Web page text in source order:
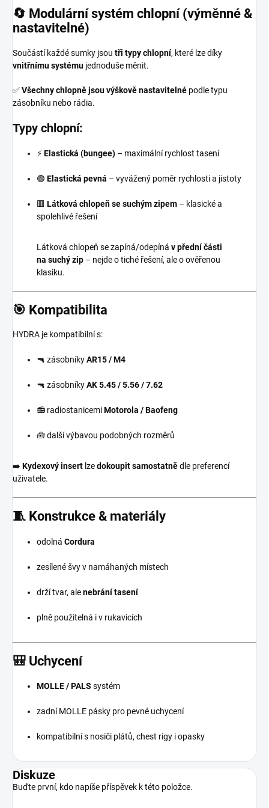
🔄 Modulární systém chlopní (výměnné &
nastavitelné)
Součástí každé sumky jsou tři typy chlopní, které lze díky
vnitřnímu systému jednoduše měnit.
✅Všechny chlopně jsou výškově nastavitelné podle typu
zásobníku nebo rádia.
Typy chlopní:
⚡Elastická (bungee) – maximální rychlost tasení
🟢 Elastická pevná – vyvážený poměr rychlosti a jistoty
🟥 Látková chlopeň se suchým zipem – klasické a
spolehlivé řešení
Látková chlopeň se zapíná/odepíná v přední části
na suchý zip – nejde o tiché řešení, ale o ověřenou
klasiku.
🎯 Kompatibilita
HYDRA je kompatibilní s:
🔫 zásobníkyAR15 / M4
🔫 zásobníkyAK 5.45 / 5.56 / 7.62
📻 radiostanicemiMotorola / Baofeng
🧰 další výbavou podobných rozměrů
➡️ Kydexový insert lzedokoupit samostatnědle preferencí
uživatele.
🧵 Konstrukce & materiály
odolná Cordura
zesílené švy v namáhaných místech
drží tvar, alenebrání tasení
plně použitelná i v rukavicích
🎒 Uchycení
MOLLE / PALS systém
zadní MOLLE pásky pro pevné uchycení
kompatibilní s nosiči plátů, chest rigy i opasky
Diskuze
Buďte první, kdo napíše příspěvek k této položce.